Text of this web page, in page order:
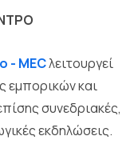
- MECλειτουργεί
εμπορικών και
συνεδριακές,
εκδηλώσεις.